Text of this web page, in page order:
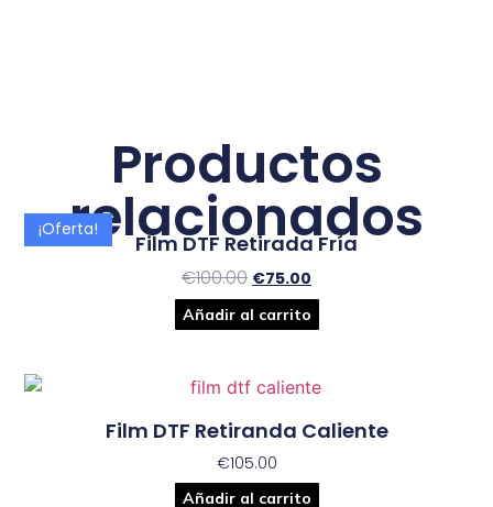
Productos
relacionados
¡Oferta!
Film DTF Retirada Fría
€100.00 €75.00
Añadir al carrito
Film DTF Retiranda Caliente
€105.00
Añadir al carrito